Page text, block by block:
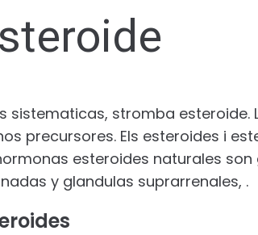
sistematicas, stromba esteroide.
precursores. Els esteroides i
esteroides naturales
y glandulas suprarrenales, .